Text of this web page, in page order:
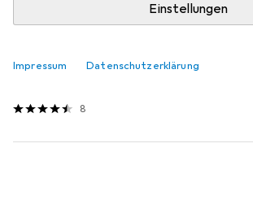
Einstellungen
Impressum Datenschutzerklärung
Matratze
vidaXLElyne
8